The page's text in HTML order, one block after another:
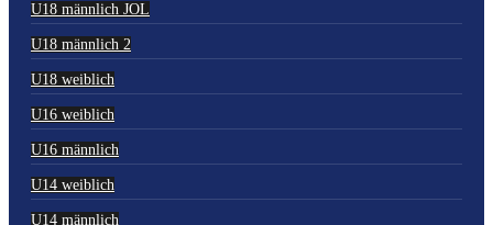
U18 männlich JOL
U18 männlich 2
U18 weiblich
U16 weiblich
U16 männlich
U14 weiblich
U14 männlich